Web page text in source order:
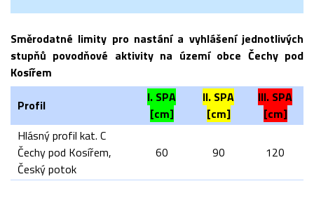
Směrodatné limity pro nastání a vyhlášení jednotlivých
stupňů povodňové aktivity na území obce Čechy pod
Kosířem
Profil
I. SPA
[cm]
II. SPA
[cm]
III. SPA
[cm]
Hlásný profil kat. C
Čechy pod Kosířem,
Český potok
60 90 120